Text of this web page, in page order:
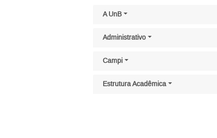
A UnB
Administrativo
Campi
Estrutura Acadêmica